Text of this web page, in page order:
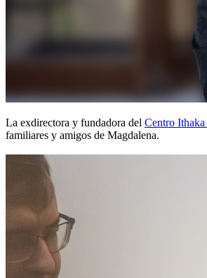
La exdirectora y fundadora del Centro Ithaka
familiares y amigos de Magdalena.